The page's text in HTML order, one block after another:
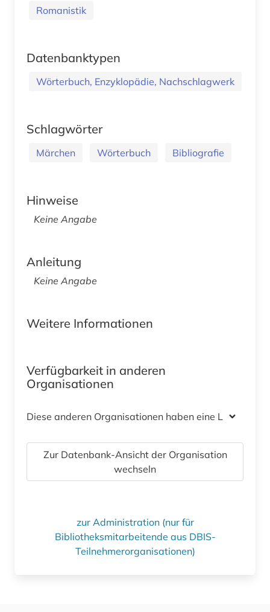
Romanistik
Datenbanktypen
Wörterbuch, Enzyklopädie, Nachschlagwerk
Schlagwörter
Märchen Wörterbuch Bibliografie
Hinweise
Keine Angabe
Anleitung
Keine Angabe
Weitere Informationen
Verfügbarkeit in anderen
Organisationen
Diese anderen Organisationen haben eine Lizenz
Zur Datenbank-Ansicht der Organisation
wechseln
zur Administration (nur für
Bibliotheksmitarbeitende aus DBIS-
Teilnehmerorganisationen)